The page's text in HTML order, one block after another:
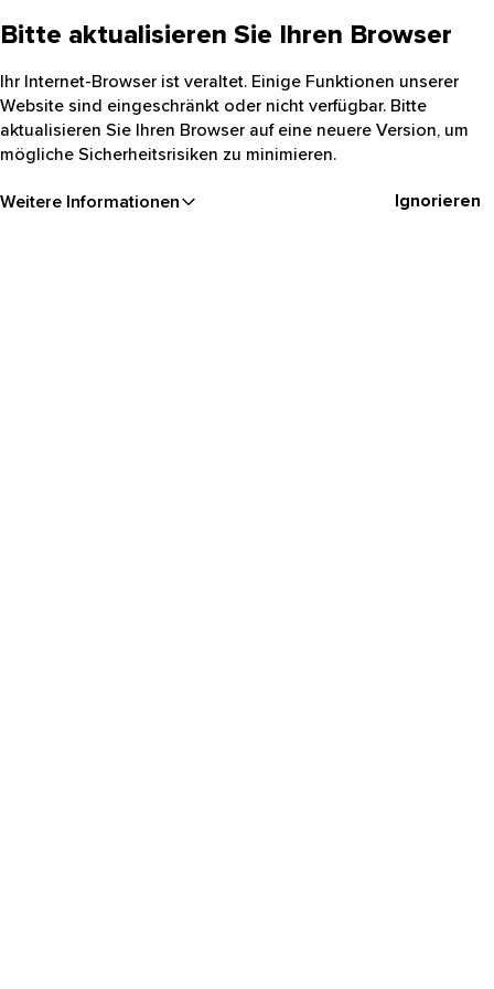
Bitte aktualisieren Sie Ihren Browser
Ihr Internet-Browser ist veraltet. Einige Funktionen unserer
Website sind eingeschränkt oder nicht verfügbar. Bitte
aktualisieren Sie Ihren Browser auf eine neuere Version, um
mögliche Sicherheitsrisiken zu minimieren.
Weitere Informationen Ignorieren